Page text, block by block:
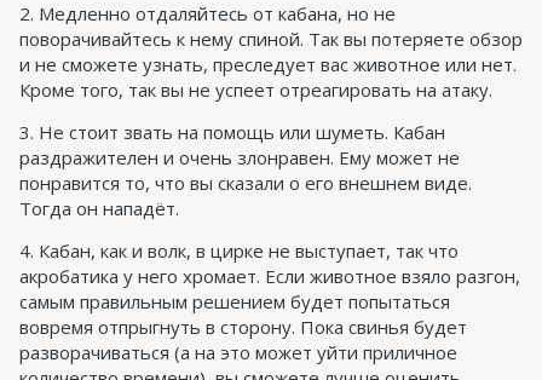
Медленно отдаляйтесь от кабана, но не
поворачивайтесь к нему спиной. Так вы потеряете обзор
и не сможете узнать, преследует вас животное или нет.
Кроме того, так вы не успеет отреагировать на атаку.
Не стоит звать на помощь или шуметь. Кабан
раздражителен и очень злонравен. Ему может не
понравится то, что вы сказали о его внешнем виде.
Тогда он нападёт.
Кабан, как и волк, в цирке не выступает, так что
акробатика у него хромает. Если животное взяло разгон,
самым правильным решением будет попытаться
вовремя отпрыгнуть в сторону. Пока свинья будет
разворачиваться (а на это может уйти приличное